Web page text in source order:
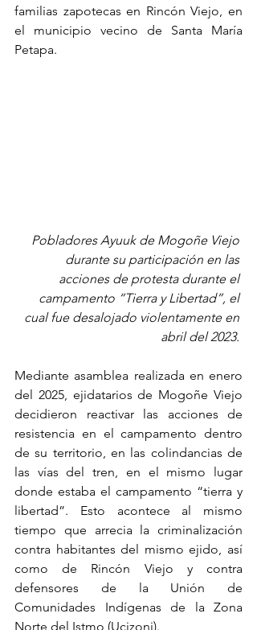
familias zapotecas en Rincón Viejo, en
el municipio vecino de Santa María
Petapa.
Pobladores Ayuuk de Mogoñe Viejo
durante su participación en las
acciones de protesta durante el
campamento “Tierra y Libertad”, el
cual fue desalojado violentamente en
abril del 2023.
Mediante asamblea realizada en enero
del 2025, ejidatarios de Mogoñe Viejo
decidieron reactivar las acciones de
resistencia en el campamento dentro
de su territorio, en las colindancias de
las vías del tren, en el mismo lugar
donde estaba el campamento “tierra y
libertad”. Esto acontece al mismo
tiempo que arrecia la criminalización
contra habitantes del mismo ejido, así
como de Rincón Viejo y contra
defensores de la Unión de
Comunidades Indígenas de la Zona
Norte del Istmo (Ucizoni).